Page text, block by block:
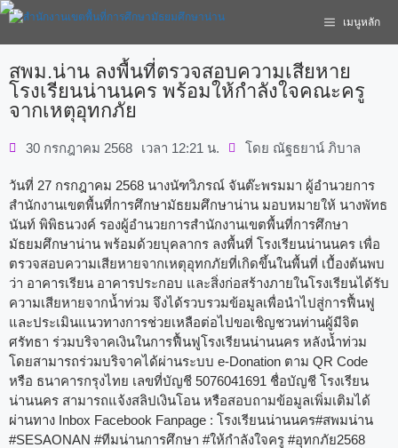
เมนูหลัก
สพม.น่าน ลงพื้นที่ตรวจสอบความเสียหาย
โรงเรียนน่านนคร พร้อมให้กำลังใจคณะครู
จากเหตุอุทกภัย
30 กรกฎาคม 2568 เวลา 12:21 น. โดย ณัฐธยาน์ ภิบาล
วันที่ 27 กรกฎาคม 2568 นางนัฑวิภรณ์ จันต๊ะพรมมา ผู้อำนวยการ
สำนักงานเขตพื้นที่การศึกษามัธยมศึกษาน่าน มอบหมายให้ นางพัทธ
นันท์ พิพิธนวงค์ รองผู้อำนวยการสำนักงานเขตพื้นที่การศึกษา
มัธยมศึกษาน่าน พร้อมด้วยบุคลากร ลงพื้นที่ โรงเรียนน่านนคร เพื่อ
ตรวจสอบความเสียหายจากเหตุอุทกภัยที่เกิดขึ้นในพื้นที่ เบื้องต้นพบ
ว่า อาคารเรียน อาคารประกอบ และสิ่งก่อสร้างภายในโรงเรียนได้รับ
ความเสียหายจากน้ำท่วม จึงได้รวบรวมข้อมูลเพื่อนำไปสู่การฟื้นฟู
และประเมินแนวทางการช่วยเหลือต่อไปขอเชิญชวนท่านผู้มีจิต
ศรัทธา ร่วมบริจาคเงินในการฟื้นฟูโรงเรียนน่านนคร หลังน้ำท่วม
โดยสามารถร่วมบริจาคได้ผ่านระบบ e-Donation ตาม QR Code
หรือ ธนาคารกรุงไทย เลขที่บัญชี 5076041691 ชื่อบัญชี โรงเรียน
น่านนคร สามารถแจ้งสลิปเงินโอน หรือสอบถามข้อมูลเพิ่มเติมได้
ผ่านทาง Inbox Facebook Fanpage : โรงเรียนน่านนคร#สพมน่าน
#SESAONAN #ทีมน่านการศึกษา #ให้กำลังใจครู #อุทกภัย2568